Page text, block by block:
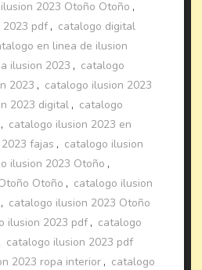
2023 Otoño Otoño ,
pdf , catalogo digital
en linea de ilusion
ilusion 2023 , catalogo
2023 , catalogo ilusion 2023
2023 digital , catalogo
, catalogo ilusion 2023 en
fajas , catalogo ilusion
ilusion 2023 Otoño ,
Otoño , catalogo ilusion
, catalogo ilusion 2023 Otoño
ilusion 2023 pdf , catalogo
catalogo ilusion 2023 pdf
2023 ropa interior , catalogo